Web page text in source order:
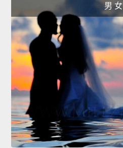
男 女